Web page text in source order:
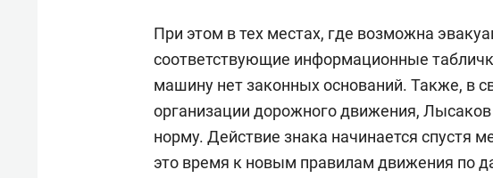
При этом в тех местах, где возможна
соответствующие информационные
машину нет законных оснований. Также, в
организации дорожного движения,
норму. Действие знака начинается спустя
это время к новым правилам движения по